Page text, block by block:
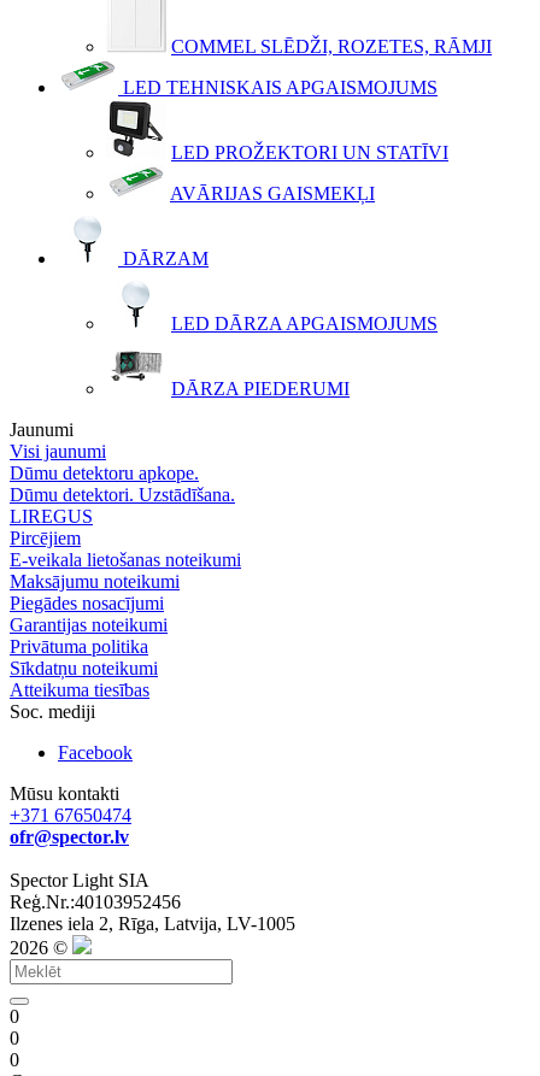
COMMEL SLĒDŽI, ROZETES, RĀMJI
LED TEHNISKAIS APGAISMOJUMS
LED PROŽEKTORI UN STATĪVI
AVĀRIJAS GAISMEKĻI
DĀRZAM
LED DĀRZA APGAISMOJUMS
DĀRZA PIEDERUMI
Jaunumi
Visi jaunumi
Dūmu detektoru apkope.
Dūmu detektori. Uzstādīšana.
LIREGUS
Pircējiem
E-veikala lietošanas noteikumi
Maksājumu noteikumi
Piegādes nosacījumi
Garantijas noteikumi
Privātuma politika
Sīkdatņu noteikumi
Atteikuma tiesības
Soc. mediji
Facebook
Mūsu kontakti
+371 67650474
ofr@spector.lv
Spector Light SIA
Reģ.Nr.:40103952456
Ilzenes iela 2, Rīga, Latvija, LV-1005
2026 ©
0
0
0